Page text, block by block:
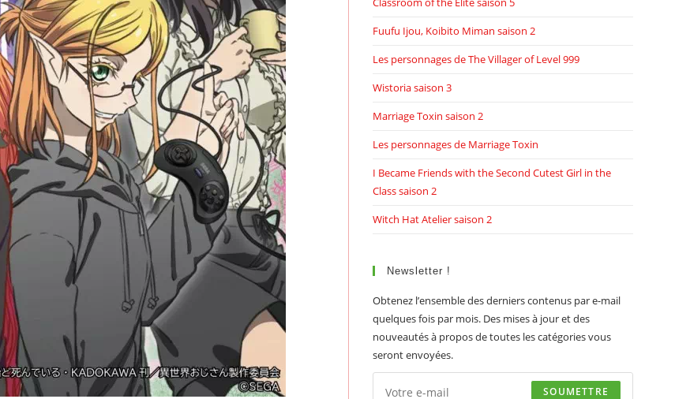
Fuufu Ijou, Koibito Miman saison 2
Les personnages de The Villager of Level 999
Wistoria saison 3
Marriage Toxin saison 2
Les personnages de Marriage Toxin
I Became Friends with the Second Cutest Girl in the
Class saison 2
Witch Hat Atelier saison 2
Newsletter !
Obtenez l’ensemble des derniers contenus par e-mail
quelques fois par mois. Des mises à jour et des
nouveautés à propos de toutes les catégories vous
seront envoyées.
SOUMETTRE